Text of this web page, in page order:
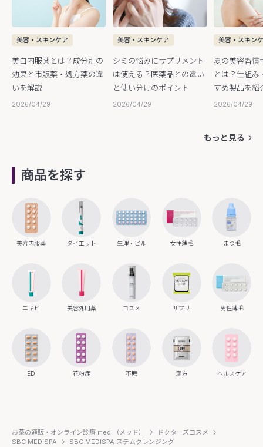
美容・スキンケア
美白内服薬とは？成分別の
効果と市販薬・処方薬の違
いを解説
2026/04/29
美容・スキンケア
シミの悩みにサプリメント
は使える？医薬品との違い
と使い分けのポイント
2026/04/29
美容・スキン
夏の美容習慣
とは？仕組み
すめ製品を紹
2026/04/29
もっと見る
商品を探す
美容内服薬 ダイエット 生理・ピル 女性薄毛 まつ毛
ニキビ 美容外用薬 コスメ サプリ 男性薄毛
ED 花粉症 不眠 漢方 ヘルスケア
お薬の通販・オンライン診療 med.（メッド）
ドクターズコスメ
SBC MEDISPA
SBC MEDISPA ステムクレンジング